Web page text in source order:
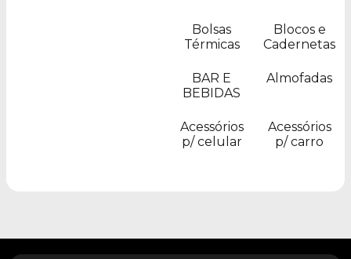
Bolsas
Térmicas
Blocos e
Cadernetas
BAR E
BEBIDAS
Almofadas
Acessórios
p/ celular
Acessórios
p/ carro